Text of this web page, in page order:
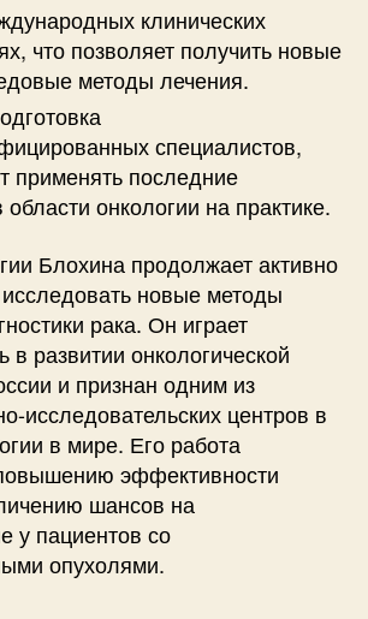
клинических
что позволяет получить новые
методы лечения.
специалистов,
применять последние
онкологии на практике.
Блохина продолжает активно
новые методы
рака. Он играет
развитии онкологической
и признан одним из
исследовательских центров в
в мире. Его работа
эффективности
шансов на
у пациентов со
опухолями.